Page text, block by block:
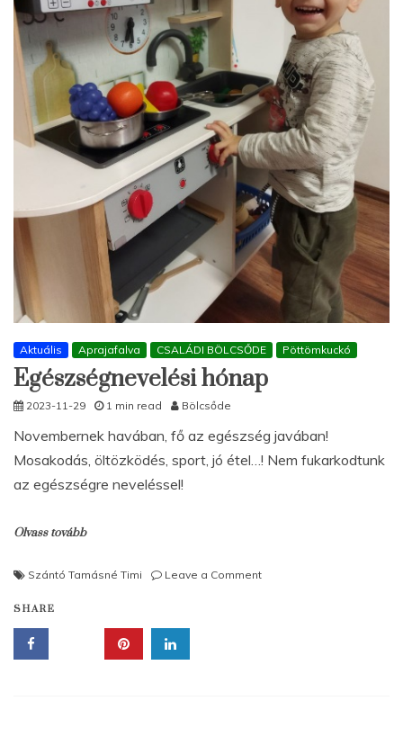
Aktuális Aprajafalva CSALÁDI BÖLCSŐDE Pöttömkuckó
Egészségnevelési hónap
2023-11-29 1 min read Bölcsőde
Novembernek havában, fő az egészség javában!
Mosakodás, öltözködés, sport, jó étel…! Nem fukarkodtunk
az egészségre neveléssel!
Olvass tovább
Szántó Tamásné Timi Leave a Commenton
SHARE